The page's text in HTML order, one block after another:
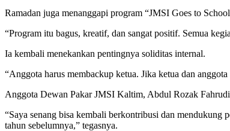
Ramadan juga menanggapi program “JMSI Goes to
“Program itu bagus, kreatif, dan sangat positif. Semua
Ia kembali menekankan pentingnya soliditas internal.
“Anggota harus membackup ketua. Jika ketua dan
Anggota Dewan Pakar JMSI Kaltim, Abdul Rozak
“Saya senang bisa kembali berkontribusi dan mendukung
tahun sebelumnya,” tegasnya.